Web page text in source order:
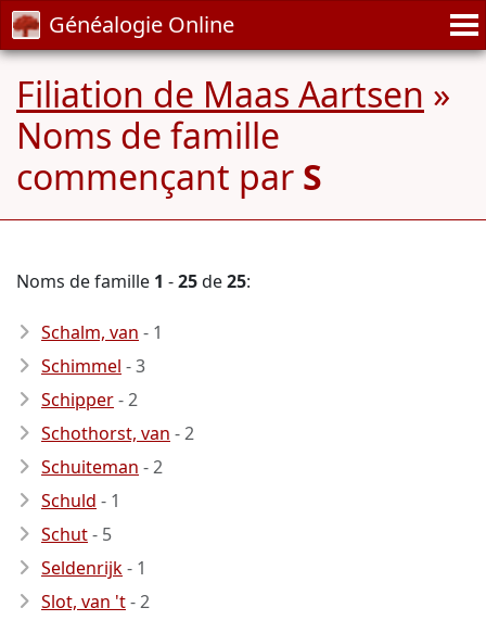
Généalogie Online
Filiation de Maas Aartsen »
Noms de famille
commençant par S
Noms de famille 1 -25de25:
Schalm, van - 1
Schimmel - 3
Schipper- 2
Schothorst, van - 2
Schuiteman - 2
Schuld - 1
Schut- 5
Seldenrijk- 1
Slot, van 't- 2